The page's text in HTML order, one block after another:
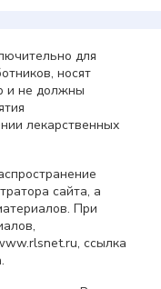
для
носят
и не должны
лекарственных
сайта, а
При
ссылка